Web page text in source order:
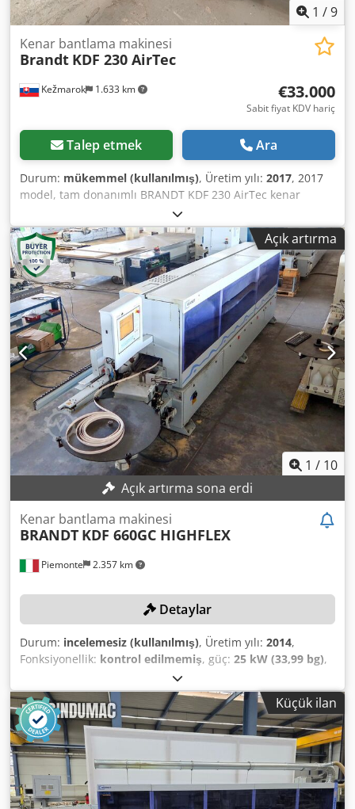
1 /9
Kežmarok 1.633 km
Kenar bantlama makinesi
Brandt KDF 230 AirTec
€33.000
Sabit fiyat KDV hariç
Talep etmek Ara
Durum: mükemmel (kullanılmış), Üretim yılı: 2017, 2017
model, tam donanımlı BRANDT KDF 230 AirTec kenar
bantlama makinesi satıyorum: Konfigürasyon: Manuel
ayarlanabilir giriş dayanağı Manuel ayarlanabilir ön
frezeleme Dkjdpfx Aneythxmjuer EVA tutkal / PUR tutkal ile
kenar bantlama mümkün / AirTec ünitesi Manuel
ayarlanabilir malzeme baskı bölgesi Pnömatik ayarlanabilir
çapraz kesim testereleri Üst ve alt radyüs freze işlemi
manuel ayarlanabilir Tek motorlu yuvarlama ünitesi
manuel ayarlanabilir Radyüs çekme bıçağı R2 pnömatik
olarak devre dışı bırakılabilir (R1 takımı dahil) Kontrol
paneli Çalışma yüksekliği manuel ayarlanabilir Malzeme
yüksekliği 8-60 mm Kenar malzemesi kalınlığı 0,4-3 mm
İlerleme hızı 10 m/dk İtme tablası dahil toplam uzunluk
5070 mm Çok iyi durumda, tamamen fonksiyonel! Tam
dokümantasyon ve CE sertifikası dahil. Hemen teslim
edilebilir.
Açık artırma
1 / 10
Açık artırma sona erdi
Piemonte 2.357 km
Kenar bantlama makinesi
BRANDT KDF 660GC HIGHFLEX
Detaylar
Durum: incelemesiz (kullanılmış), Üretim yılı: 2014,
Fonksiyonellik: kontrol edilmemiş, güç: 25 kW (33,99 bg),
60 mm
12 mm, X ekseni ilerleme hızı:18 m/dak, Donanım:CE
işareti, TECHNICAL DETAILS Panel height min.: 8 mm Panel
height max.: 60 mm Edge thickness min.: 0.3 mm Edge
thickness max.: 12 mm Maximum feed speed: 18 m/min
Sequence of work steps: Section 1 Work step: Positioning
Motor power: 2.5 kW Automatic control Edge preheater
Glue pot Glue preheater Roll magazine Section 2 Work
Küçük ilan